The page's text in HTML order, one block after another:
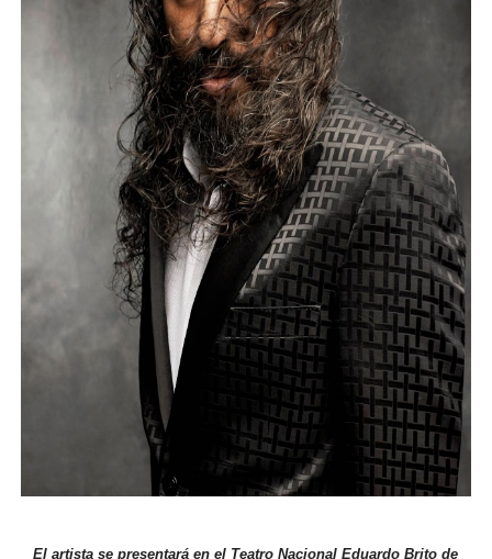
El artista se presentará en el Teatro Nacional Eduardo Brito de